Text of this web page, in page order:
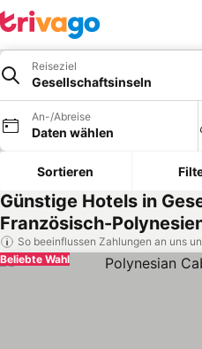
Reiseziel
Gesellschaftsinseln
An-/Abreise
Daten wählen
Sortieren
Günstige Hotels in
Französisch-
So beeinflussen Zahlungen an uns
Beliebte Wahl